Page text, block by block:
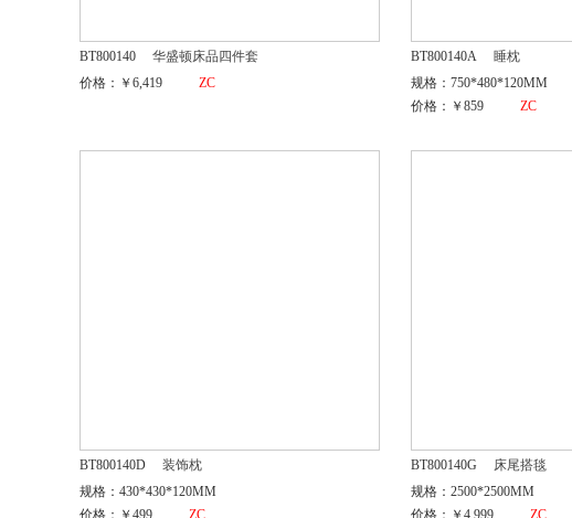
BT800140
华盛顿床品四件套
价格：￥6,419
ZC
BT800140A
睡枕
规格：750*480*120MM
价格：￥859
ZC
BT800140D
装饰枕
规格：430*430*120MM
价格：￥499
ZC
BT800140G
床尾搭毯
规格：2500*2500MM
价格：￥4,999
ZC